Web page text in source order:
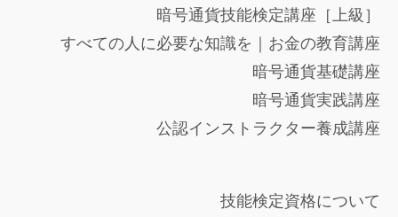
暗号通貨技能検定講座［上級］
すべての人に必要な知識を｜お金の教育講座
暗号通貨基礎講座
暗号通貨実践講座
公認インストラクター養成講座
技能検定資格について